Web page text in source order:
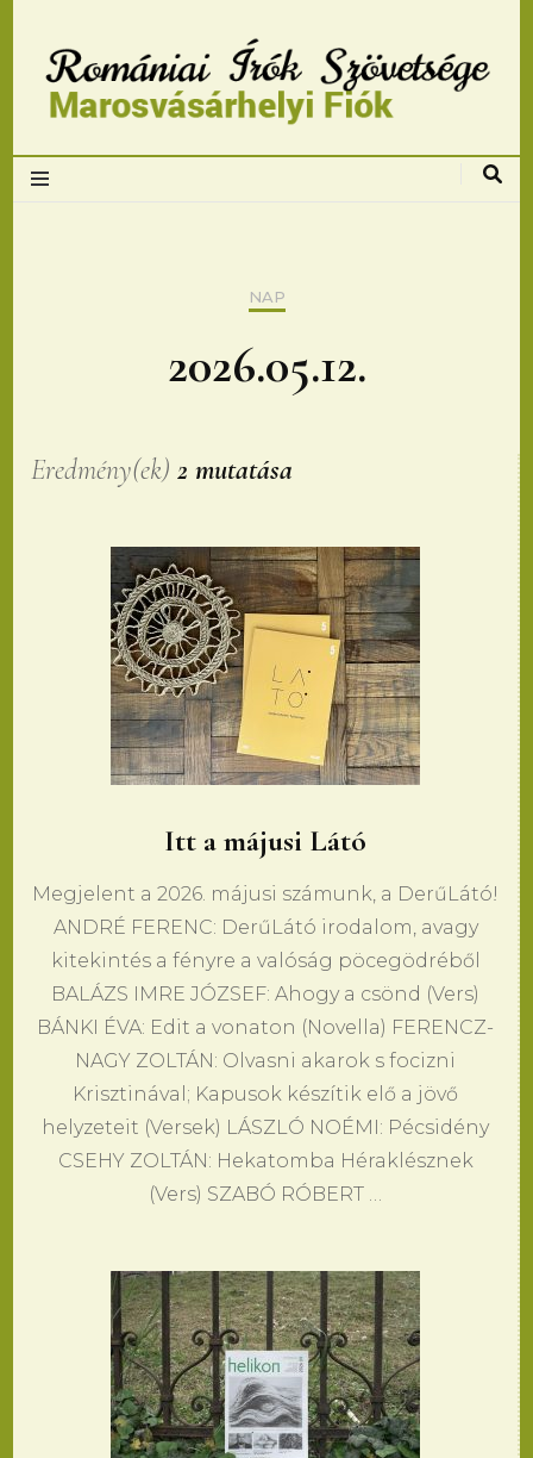
Romániai Írók
Marosvásárhelyi
NAP
2026.05.12.
Eredmény(ek)2 mutatása
Itt a májusi Látó
Megjelent a 2026. májusi számunk, a DerűLátó!
ANDRÉ FERENC: DerűLátó irodalom, avagy
kitekintés a fényre a valóság pöcegödréből
BALÁZS IMRE JÓZSEF: Ahogy a csönd (Vers)
BÁNKI ÉVA: Edit a vonaton (Novella) FERENCZ-
NAGY ZOLTÁN: Olvasni akarok s focizni
Krisztinával; Kapusok készítik elő a jövő
helyzeteit (Versek) LÁSZLÓ NOÉMI: Pécsidény
CSEHY ZOLTÁN: Hekatomba Héraklésznek
(Vers) SZABÓ RÓBERT …